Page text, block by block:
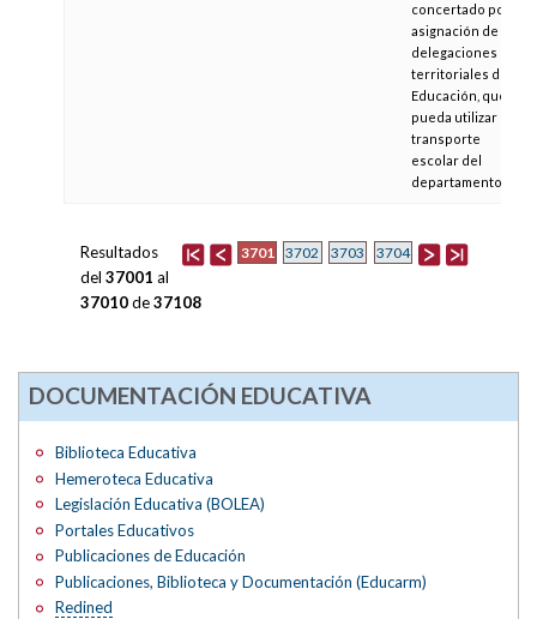
concertado por
asignación de las
delegaciones
territoriales de
Educación, que no
pueda utilizar el
transporte
escolar del
departamento
3701 3702 3703 3704
Resultados
del 37001 al
37010de37108
DOCUMENTACIÓN EDUCATIVA
Biblioteca Educativa
Hemeroteca Educativa
Legislación Educativa (BOLEA)
Portales Educativos
Publicaciones de Educación
Publicaciones, Biblioteca y Documentación (Educarm)
Redined